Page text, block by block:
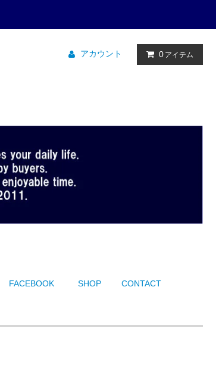
アカウント 0 アイテム
FACEBOOK SHOP CONTACT